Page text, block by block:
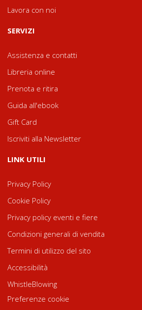
Lavora con noi
SERVIZI
Assistenza e contatti
Libreria online
Prenota e ritira
Guida all'ebook
Gift Card
Iscriviti alla Newsletter
LINK UTILI
Privacy Policy
Cookie Policy
Privacy policy eventi e fiere
Condizioni generali di vendita
Termini di utilizzo del sito
Accessibilità
WhistleBlowing
Preferenze cookie